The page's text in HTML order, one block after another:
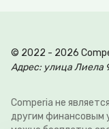
© 2022 - 2026
Адрес: улица Лиела
Comperia не
другим финансовым